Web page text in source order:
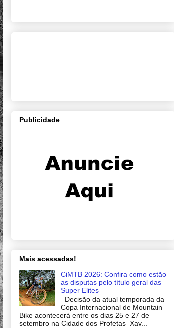
Publicidade
Mais acessadas!
CiMTB 2026: Confira como estão
as disputas pelo título geral das
Super Elites
Decisão da atual temporada da
Copa Internacional de Mountain
Bike acontecerá entre os dias 25 e 27 de
setembro na Cidade dos Profetas Xav...